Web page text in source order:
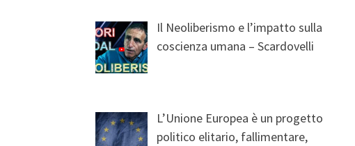
Il Neoliberismo e l’impatto sulla
coscienza umana – Scardovelli
L’Unione Europea è un progetto
politico elitario, fallimentare,